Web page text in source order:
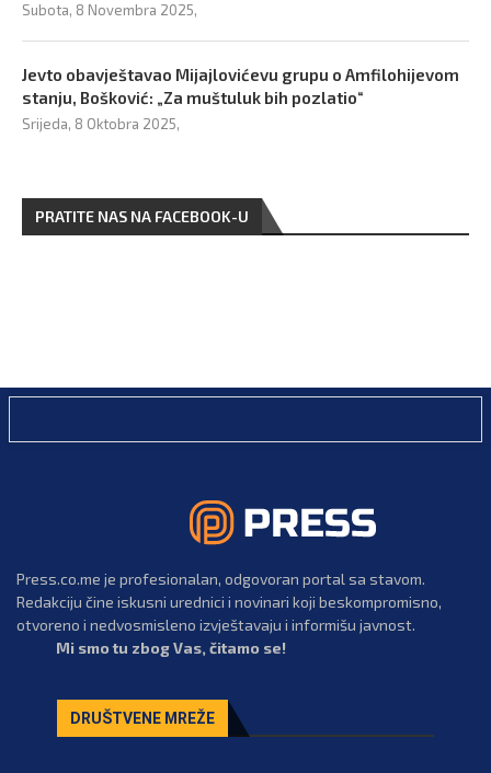
Subota, 8 Novembra 2025,
Jevto obavještavao Mijajlovićevu grupu o Amfilohijevom
stanju, Bošković: „Za muštuluk bih pozlatio“
Srijeda, 8 Oktobra 2025,
PRATITE NAS NA FACEBOOK-U
Press.co.me je profesionalan, odgovoran portal sa stavom.
Redakciju čine iskusni urednici i novinari koji beskompromisno,
otvoreno i nedvosmisleno izvještavaju i informišu javnost.
Mi smo tu zbog Vas, čitamo se!
DRUŠTVENE MREŽE